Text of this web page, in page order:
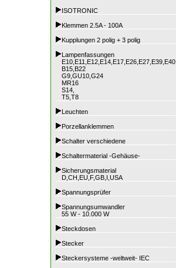
ISOTRONIC
Klemmen 2.5A - 100A
Kupplungen 2 polig + 3 polig
Lampenfassungen
E10,E11,E12,E14,E17,E26,E27,E39,E40
B15,B22
G9,GU10,G24
MR16
S14,
T5,T8
Leuchten
Porzellanklemmen
Schalter verschiedene
Schaltermaterial -Gehäuse-
Sicherungsmaterial
D,CH,EU,F,GB,I,USA
Spannungsprüfer
Spannungsumwandler
55 W - 10.000 W
Steckdosen
Stecker
Steckersysteme -weltweit- IEC